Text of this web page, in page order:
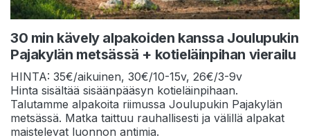
30 min kävely alpakoiden kanssa Joulupukin
Pajakylän metsässä + kotieläinpihan vierailu
HINTA: 35€/aikuinen, 30€/10-15v, 26€/3-9v
Hinta sisältää sisäänpääsyn kotieläinpihaan.
Talutamme alpakoita riimussa Joulupukin Pajakylän
metsässä. Matka taittuu rauhallisesti ja välillä alpakat
maistelevat luonnon antimia.